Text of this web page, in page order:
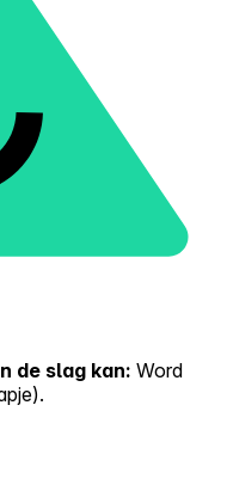
de slag kan: Word